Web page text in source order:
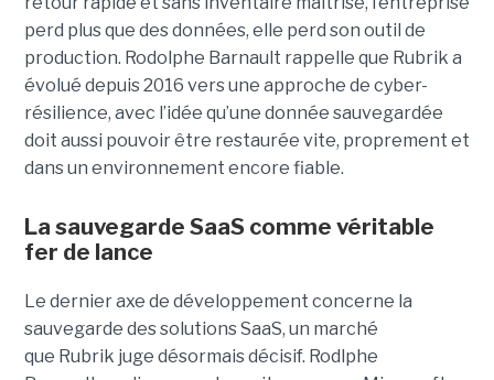
perd plus que des données, elle perd son outil de
production. Rodolphe Barnault rappelle que Rubrik a
évolué depuis 2016 vers une approche de cyber-
résilience, avec l’idée qu’une donnée sauvegardée
doit aussi pouvoir être restaurée vite, proprement et
dans un environnement encore fiable.
La sauvegarde SaaS comme véritable
fer de lance
Le dernier axe de développement concerne la
sauvegarde des solutions SaaS, un marché
que Rubrik juge désormais décisif. Rodlphe